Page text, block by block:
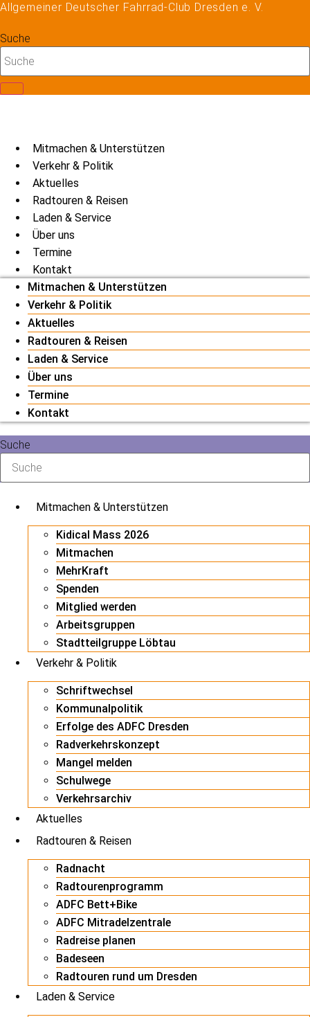
Zum
springen
Allgemeiner Deutscher Fahrrad-Club Dresden e. V.
Suche
Mitmachen & Unterstützen
Verkehr & Politik
Aktuelles
Radtouren & Reisen
Laden & Service
Über uns
Termine
Kontakt
Mitmachen & Unterstützen
Verkehr & Politik
Aktuelles
Radtouren & Reisen
Laden & Service
Über uns
Termine
Kontakt
Suche
Mitmachen & Unterstützen
Kidical Mass 2026
Mitmachen
MehrKraft
Spenden
Mitglied werden
Arbeitsgruppen
Stadtteilgruppe Löbtau
Verkehr & Politik
Schriftwechsel
Kommunalpolitik
Erfolge des ADFC Dresden
Radverkehrskonzept
Mangel melden
Schulwege
Verkehrsarchiv
Aktuelles
Radtouren & Reisen
Radnacht
Radtourenprogramm
ADFC Bett+Bike
ADFC Mitradelzentrale
Radreise planen
Badeseen
Radtouren rund um Dresden
Laden & Service